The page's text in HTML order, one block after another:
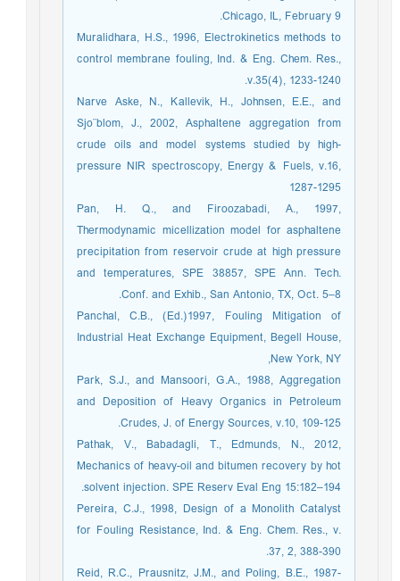
Chicago, IL, February 9.
Muralidhara, H.S., 1996, Electrokinetics methods to
control membrane fouling, Ind. & Eng. Chem. Res.,
v.35(4), 1233-1240.
Narve Aske, N., Kallevik, H., Johnsen, E.E., and
Sjo¨blom, J., 2002, Asphaltene aggregation from
crude oils and model systems studied by high-
pressure NIR spectroscopy, Energy & Fuels, v.16,
1287-1295
Pan, H. Q., and Firoozabadi, A., 1997,
Thermodynamic micellization model for asphaltene
precipitation from reservoir crude at high pressure
and temperatures, SPE 38857, SPE Ann. Tech.
Conf. and Exhib., San Antonio, TX, Oct. 5–8.
Panchal, C.B., (Ed.)1997, Fouling Mitigation of
Industrial Heat Exchange Equipment, Begell House,
New York, NY,
Park, S.J., and Mansoori, G.A., 1988, Aggregation
and Deposition of Heavy Organics in Petroleum
Crudes, J. of Energy Sources, v.10, 109-125.
Pathak, V., Babadagli, T., Edmunds, N., 2012,
Mechanics of heavy-oil and bitumen recovery by hot
solvent injection. SPE Reserv Eval Eng 15:182–194.
Pereira, C.J., 1998, Design of a Monolith Catalyst
for Fouling Resistance, Ind. & Eng. Chem. Res., v.
37, 2, 388-390.
Reid, R.C., Prausnitz, J.M., and Poling, B.E., 1987-